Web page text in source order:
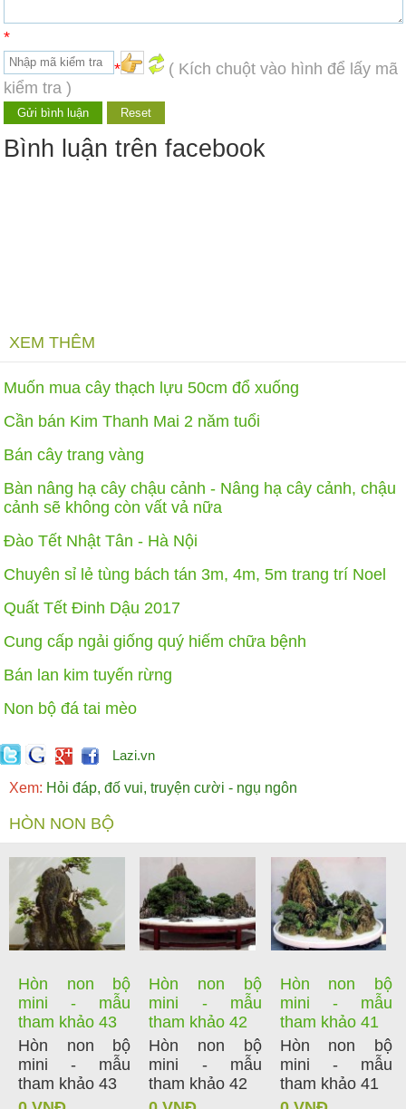
*
*
( Kích chuột vào hình để lấy mã
kiểm tra )
Bình luận trên facebook
XEM THÊM
Muốn mua cây thạch lựu 50cm đổ xuống
Cần bán Kim Thanh Mai 2 năm tuổi
Bán cây trang vàng
Bàn nâng hạ cây chậu cảnh - Nâng hạ cây cảnh, chậu
cảnh sẽ không còn vất vả nữa
Đào Tết Nhật Tân - Hà Nội
Chuyên sỉ lẻ tùng bách tán 3m, 4m, 5m trang trí Noel
Quất Tết Đinh Dậu 2017
Cung cấp ngải giống quý hiếm chữa bệnh
Bán lan kim tuyến rừng
Non bộ đá tai mèo
Lazi.vn
Xem: Hỏi đáp, đố vui, truyện cười - ngụ ngôn
HÒN NON BỘ
Hòn non bộ
mini - mẫu
tham khảo 43
Hòn non bộ
mini - mẫu
tham khảo 43
Hòn non bộ
mini - mẫu
tham khảo 42
Hòn non bộ
mini - mẫu
tham khảo 42
Hòn non bộ
mini - mẫu
tham khảo 41
Hòn non bộ
mini - mẫu
tham khảo 41